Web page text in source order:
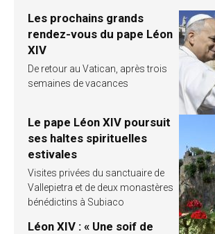
Les prochains grands
rendez-vous du pape Léon
XIV
De retour au Vatican, après trois
semaines de vacances
Le pape Léon XIV poursuit
ses haltes spirituelles
estivales
Visites privées du sanctuaire de
Vallepietra et de deux monastères
bénédictins à Subiaco
Léon XIV : « Une soif de